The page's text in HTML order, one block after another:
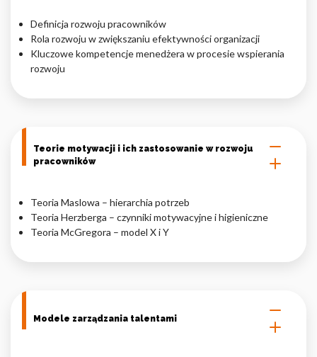
Definicja rozwoju pracowników
Rola rozwoju w zwiększaniu efektywności organizacji
Kluczowe kompetencje menedżera w procesie wspierania
rozwoju
Teorie motywacji i ich zastosowanie w rozwoju
pracowników
Teoria Maslowa – hierarchia potrzeb
Teoria Herzberga – czynniki motywacyjne i higieniczne
Teoria McGregora – model X i Y
Modele zarządzania talentami
Nieklasyfikowane pliki cookie, to pliki, które są w procesie
klasyfikowania, wraz z dostawcami poszczególnych ciasteczek.